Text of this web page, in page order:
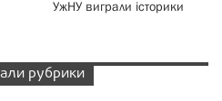
УжНУ виграли історики
рубрики